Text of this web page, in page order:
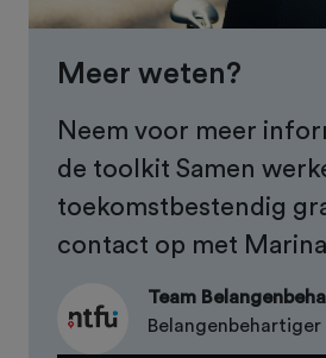
Meer weten?
Neem voor meer
de toolkit Samen
toekomstbestendig
contact op met
Team
Belangenbehartiger